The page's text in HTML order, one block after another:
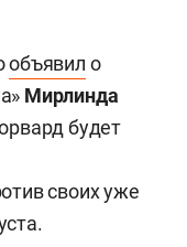
объявил о
Мирлинда
будет
своих уже